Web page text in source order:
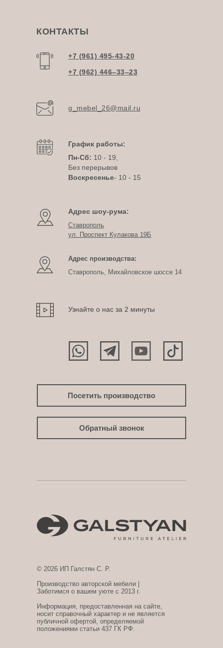
Узнайте о нас за 2 минуты
Посетить производство
Обратный звонок
© 2026 ИП Галстян С. Р.
Производство авторской мебели |
Заботимся о вашем уюте с 2013 г.
Информация, предоставленная на сайте,
носит справочный характер и не является
публичной офертой, определяемой
положениями статьи 437 ГК РФ.
+7 (962) 446‒33‒23
g_mebel_26@mail.ru
+7 (961) 495-43-20
График работы:
Пн-Сб: 10 - 19,
Без перерывов
Воскресенье- 10 - 15
Адрес шоу-рума:
Ставрополь
ул. Проспект Кулакова 19Б
Ставрополь, Михайловское шоссе 14
Адрес производства:
КОНТАКТЫ